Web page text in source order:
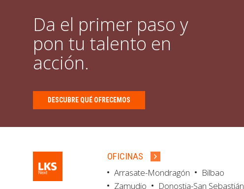
Da el primer paso y
pon tu talento en
acción.
DESCUBRE QUÉ OFRECEMOS
OFICINAS
Arrasate-Mondragón
Bilbao
Zamudio
Donostia-San Sebastián